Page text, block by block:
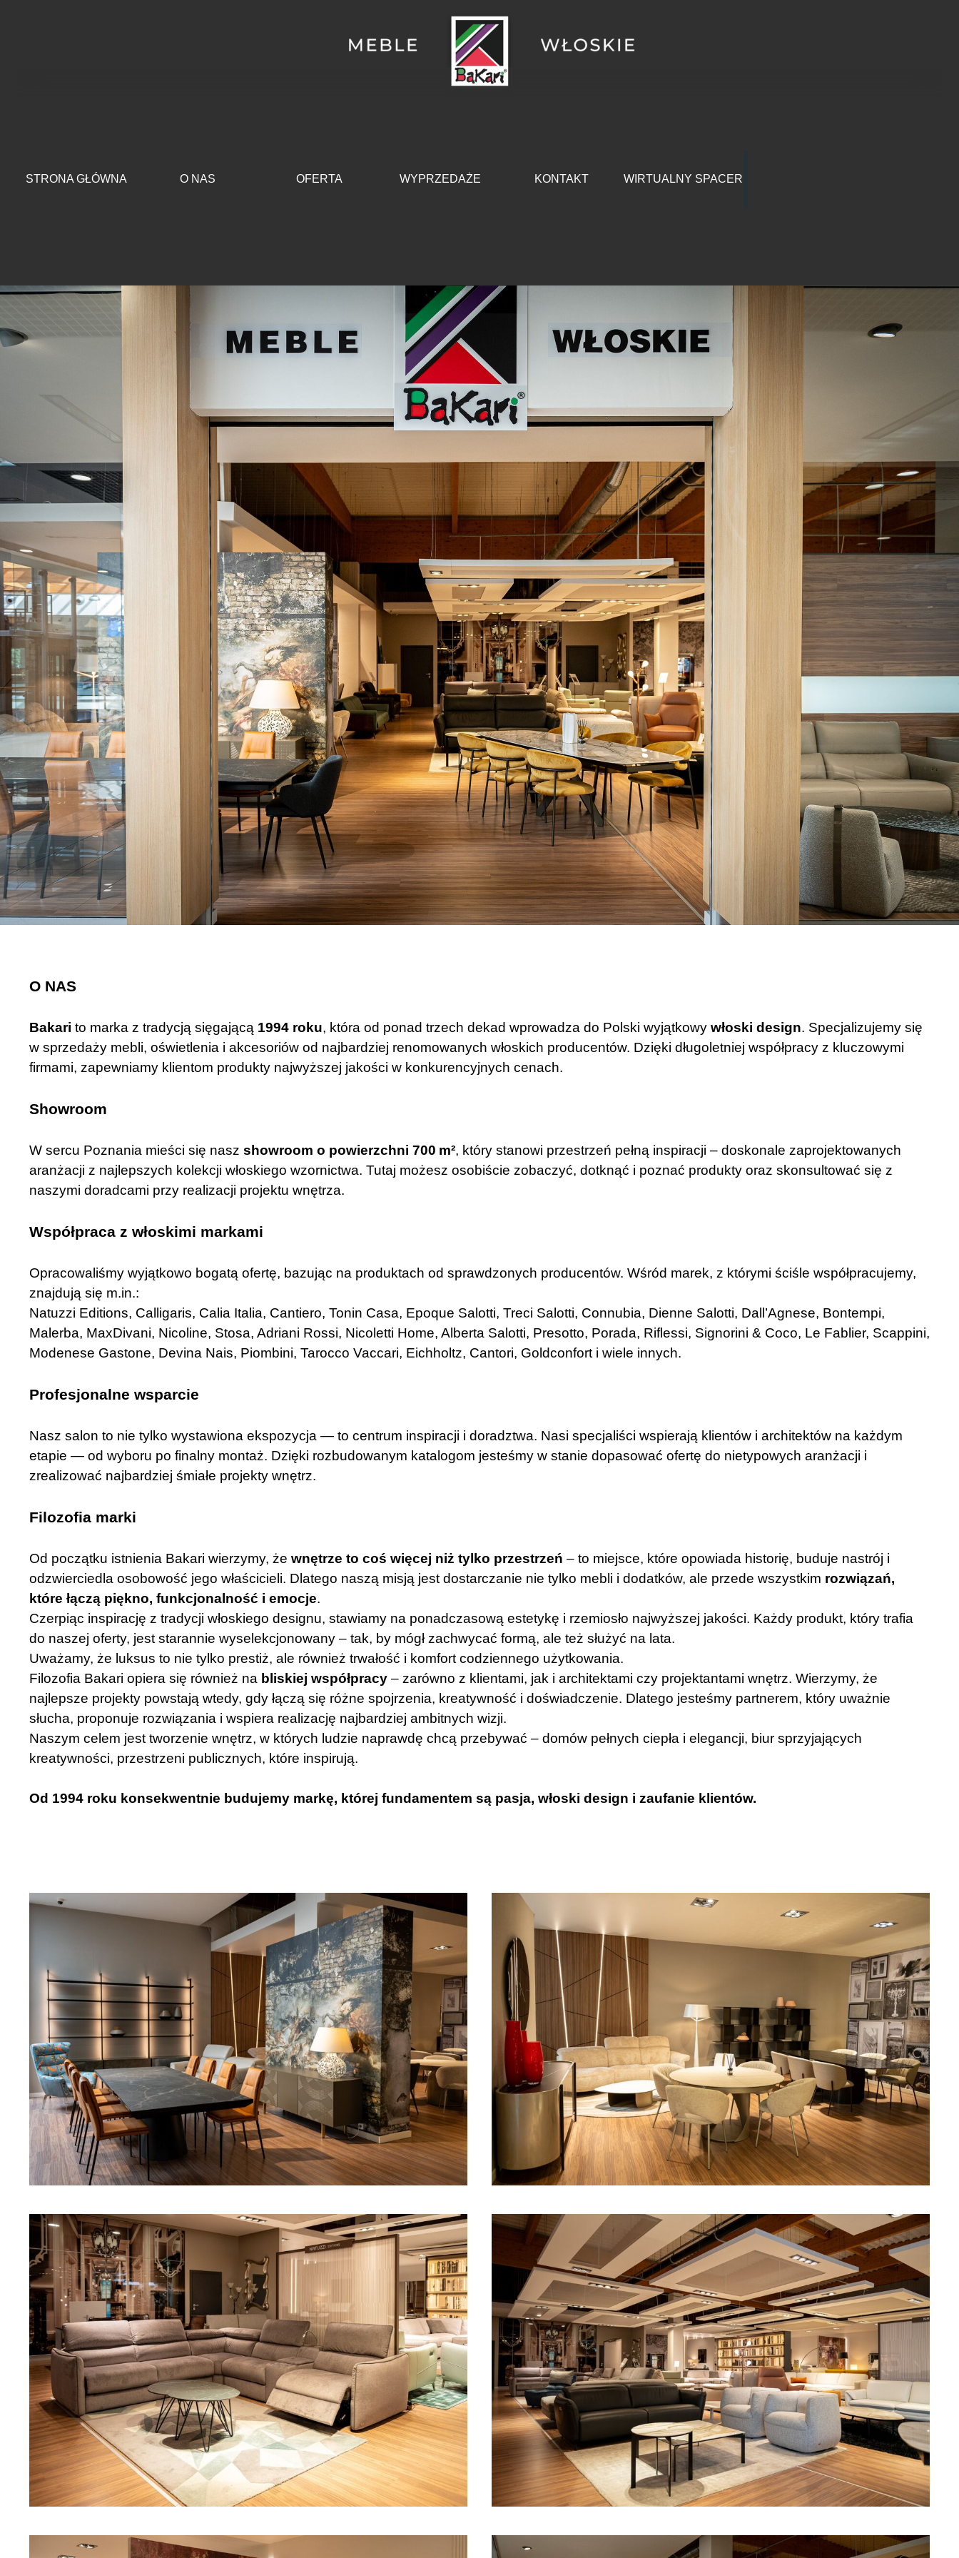
STRONA GŁÓWNA O NAS ▼
OFERTA ▼
WYPRZEDAŻE KONTAKT WIRTUALNY SPACER
O NAS
Bakari to marka z tradycją sięgającą 1994 roku, która od ponad trzech dekad wprowadza do Polski wyjątkowy włoski design. Specjalizujemy się
w sprzedaży mebli, oświetlenia i akcesoriów od najbardziej renomowanych włoskich producentów. Dzięki długoletniej współpracy z kluczowymi
firmami, zapewniamy klientom produkty najwyższej jakości w konkurencyjnych cenach.
Showroom
W sercu Poznania mieści się nasz showroom o powierzchni 700 m², który stanowi przestrzeń pełną inspiracji – doskonale zaprojektowanych
aranżacji z najlepszych kolekcji włoskiego wzornictwa. Tutaj możesz osobiście zobaczyć, dotknąć i poznać produkty oraz skonsultować się z
naszymi doradcami przy realizacji projektu wnętrza.
Współpraca z włoskimi markami
Opracowaliśmy wyjątkowo bogatą ofertę, bazując na produktach od sprawdzonych producentów. Wśród marek, z którymi ściśle współpracujemy,
znajdują się m.in.:
Natuzzi Editions, Calligaris, Calia Italia, Cantiero, Tonin Casa, Epoque Salotti, Treci Salotti, Connubia, Dienne Salotti, Dall’Agnese, Bontempi,
Malerba, MaxDivani, Nicoline, Stosa, Adriani Rossi, Nicoletti Home, Alberta Salotti, Presotto, Porada, Riflessi, Signorini & Coco, Le Fablier, Scappini,
Modenese Gastone, Devina Nais, Piombini, Tarocco Vaccari, Eichholtz, Cantori, Goldconfort i wiele innych.
Profesjonalne wsparcie
Nasz salon to nie tylko wystawiona ekspozycja — to centrum inspiracji i doradztwa. Nasi specjaliści wspierają klientów i architektów na każdym
etapie — od wyboru po finalny montaż. Dzięki rozbudowanym katalogom jesteśmy w stanie dopasować ofertę do nietypowych aranżacji i
zrealizować najbardziej śmiałe projekty wnętrz.
Filozofia marki
Od początku istnienia Bakari wierzymy, że wnętrze to coś więcej niż tylko przestrzeń – to miejsce, które opowiada historię, buduje nastrój i
odzwierciedla osobowość jego właścicieli. Dlatego naszą misją jest dostarczanie nie tylko mebli i dodatków, ale przede wszystkim rozwiązań,
które łączą piękno, funkcjonalność i emocje.
Czerpiąc inspirację z tradycji włoskiego designu, stawiamy na ponadczasową estetykę i rzemiosło najwyższej jakości. Każdy produkt, który trafia
do naszej oferty, jest starannie wyselekcjonowany – tak, by mógł zachwycać formą, ale też służyć na lata.
Uważamy, że luksus to nie tylko prestiż, ale również trwałość i komfort codziennego użytkowania.
Filozofia Bakari opiera się również na bliskiej współpracy – zarówno z klientami, jak i architektami czy projektantami wnętrz. Wierzymy, że
najlepsze projekty powstają wtedy, gdy łączą się różne spojrzenia, kreatywność i doświadczenie. Dlatego jesteśmy partnerem, który uważnie
słucha, proponuje rozwiązania i wspiera realizację najbardziej ambitnych wizji.
Naszym celem jest tworzenie wnętrz, w których ludzie naprawdę chcą przebywać – domów pełnych ciepła i elegancji, biur sprzyjających
kreatywności, przestrzeni publicznych, które inspirują.
Od 1994 roku konsekwentnie budujemy markę, której fundamentem są pasja, włoski design i zaufanie klientów.